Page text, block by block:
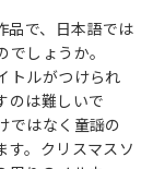
で、日本語では
しょうか。
トルがつけられ
のは難しいで
ではなく童謡の
す。クリスマスソ